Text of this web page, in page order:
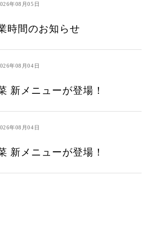
年08月05日
時間のお知らせ
年08月04日
新メニューが登場！
年08月04日
新メニューが登場！